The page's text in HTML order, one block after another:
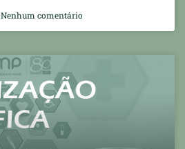
Nenhum comentário